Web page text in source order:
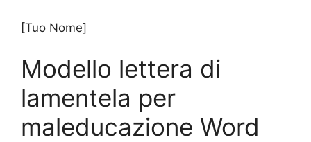
[Tuo Nome]
Modello lettera di
lamentela per
maleducazione Word